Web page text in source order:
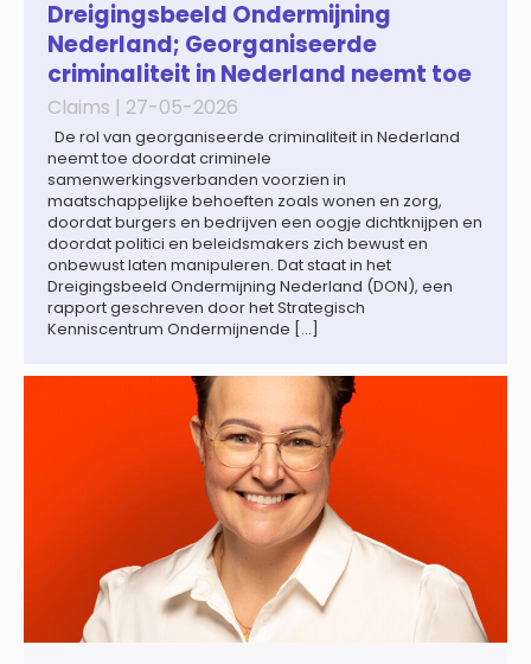
Dreigingsbeeld Ondermijning
Nederland; Georganiseerde
criminaliteit in Nederland neemt toe
Claims | 27-05-2026
De rol van georganiseerde criminaliteit in Nederland
neemt toe doordat criminele
samenwerkingsverbanden voorzien in
maatschappelijke behoeften zoals wonen en zorg,
doordat burgers en bedrijven een oogje dichtknijpen en
doordat politici en beleidsmakers zich bewust en
onbewust laten manipuleren. Dat staat in het
Dreigingsbeeld Ondermijning Nederland (DON), een
rapport geschreven door het Strategisch
Kenniscentrum Ondermijnende […]